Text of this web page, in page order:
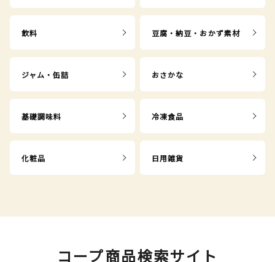
飲料 豆腐・納豆・おかず素材
ジャム・缶詰 おさかな
基礎調味料 冷凍食品
化粧品 日用雑貨
コープ商品検索サイト